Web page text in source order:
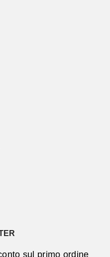
sul primo ordine